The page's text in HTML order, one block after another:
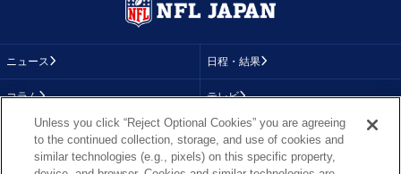
ニュース 日程・結果
コラム テレビ
順位表
Unless you click “Reject Optional Cookies” you are agreeing
to the continued collection, storage, and use of cookies and
similar technologies (e.g., pixels) on this specific property,